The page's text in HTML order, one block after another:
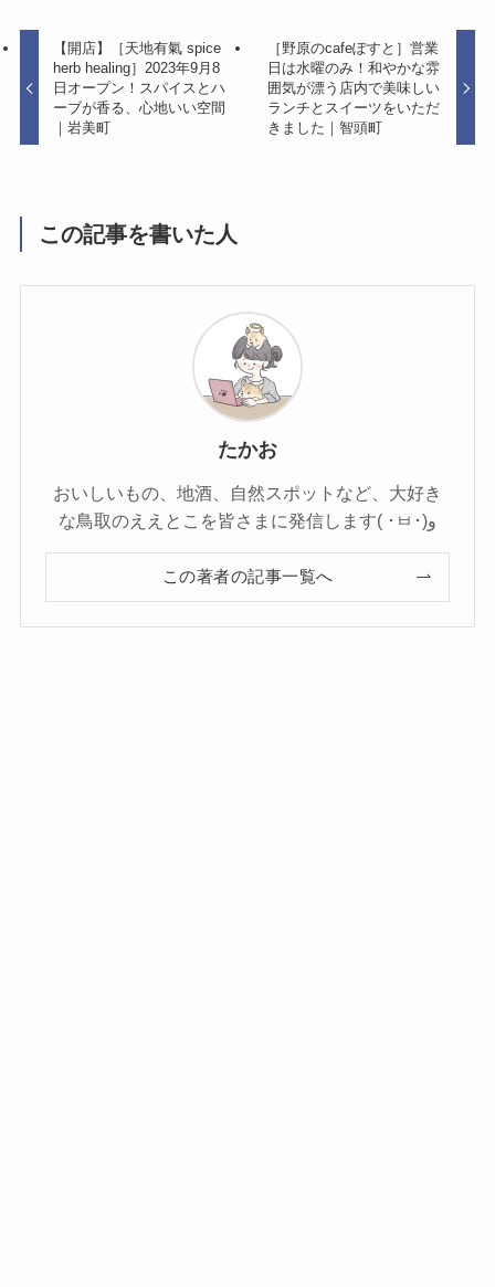
【開店】［天地有氣 spice
herb healing］2023年9月8
日オープン！スパイスとハ
ーブが香る、心地いい空間
｜岩美町
［野原のcafeぽすと］営業
日は水曜のみ！和やかな雰
囲気が漂う店内で美味しい
ランチとスイーツをいただ
きました｜智頭町
この記事を書いた人
たかお
おいしいもの、地酒、自然スポットなど、大好き
な鳥取のええとこを皆さまに発信します( ･ㅂ･)و
この著者の記事一覧へ